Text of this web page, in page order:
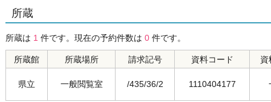
所蔵
所蔵は 1 件です。現在の予約件数は 0 件です。
所蔵館 所蔵場所 請求記号 資料コード 資
県立 一般閲覧室 /435/36/2 1110404177